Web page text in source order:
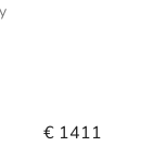
€ 1411